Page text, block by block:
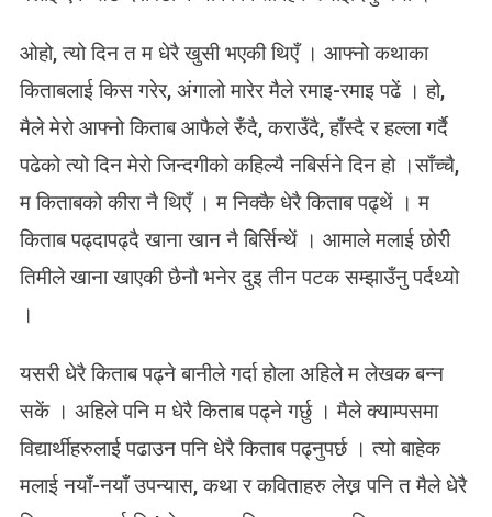
ओहो, त्यो दिन त म धेरै खुसी भएकी थिएँ । आफ्नो कथाका
किताबलाई किस गरेर, अंगालो मारेर मैले रमाइ-रमाइ पढें । हो,
मैले मेरो आफ्नो किताब आफैले रुँदै, कराउँदै, हाँस्दै र हल्ला गर्दै
पढेको त्यो दिन मेरो जिन्दगीको कहिल्यै नबिर्सने दिन हो ।साँच्चै,
म किताबको कीरा नै थिएँ । म निक्कै धेरै किताब पढ्थें । म
किताब पढ्दापढ्दै खाना खान नै बिर्सिन्थें । आमाले मलाई छोरी
तिमीले खाना खाएकी छैनौ भनेर दुइ तीन पटक सम्झाउँनु पर्दथ्यो
।
यसरी धेरै किताब पढ्ने बानीले गर्दा होला अहिले म लेखक बन्न
सकें । अहिले पनि म धेरै किताब पढ्ने गर्छु । मैले क्याम्पसमा
विद्यार्थीहरुलाई पढाउन पनि धेरै किताब पढ्नुपर्छ । त्यो बाहेक
मलाई नयाँ-नयाँ उपन्यास, कथा र कविताहरु लेख्न पनि त मैले धेरै